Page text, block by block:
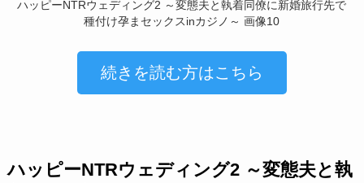
ハッピーNTRウェディング2 ～変態夫と執着同僚に新婚旅行先で
種付け孕まセックスinカジノ～ 画像10
続きを読む方はこちら
ハッピーNTRウェディング2 ～変態夫と執